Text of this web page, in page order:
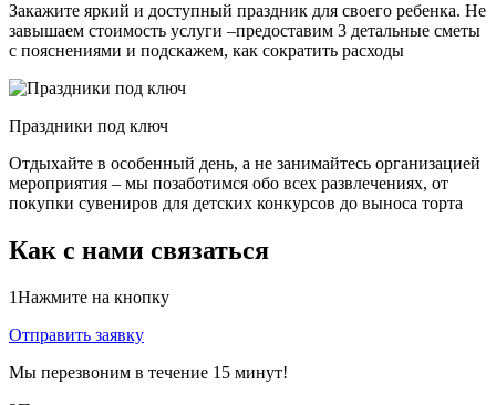
Закажите яркий и доступный праздник для своего ребенка. Не
завышаем стоимость услуги –предоставим 3 детальные сметы
с пояснениями и подскажем, как сократить расходы
Праздники под ключ
Отдыхайте в особенный день, а не занимайтесь организацией
мероприятия – мы позаботимся обо всех развлечениях, от
покупки сувениров для детских конкурсов до выноса торта
Как с нами связаться
1Нажмите на кнопку
Отправить заявку
Мы перезвоним в течение 15 минут!